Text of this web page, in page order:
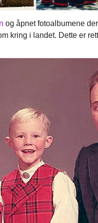
og åpnet fotoalbumene
kring i landet. Dette er